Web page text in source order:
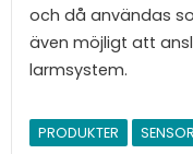
och då användas
även möjligt att
larmsystem.
PRODUKTER SENSOR